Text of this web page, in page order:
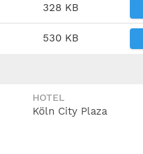
328 KB
530 KB
HOTEL
Köln City Plaza